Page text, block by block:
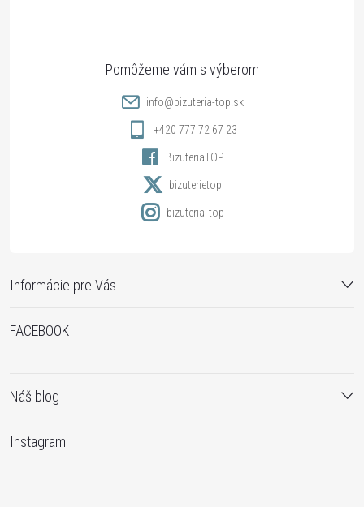
Informácie pre Vás
info@bizuteria-top.sk
+420 777 72 67 23
BizuteriaTOP
bizuterietop
bizuteria_top
FACEBOOK
Náš blog
Instagram